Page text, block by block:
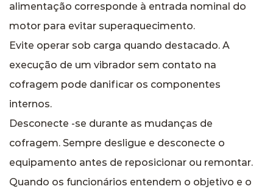
alimentação corresponde à entrada nominal do
motor para evitar superaquecimento.
Evite operar sob carga quando destacado. A
execução de um vibrador sem contato na
cofragem pode danificar os componentes
internos.
Desconecte -se durante as mudanças de
cofragem. Sempre desligue e desconecte o
equipamento antes de reposicionar ou remontar.
Quando os funcionários entendem o objetivo e o